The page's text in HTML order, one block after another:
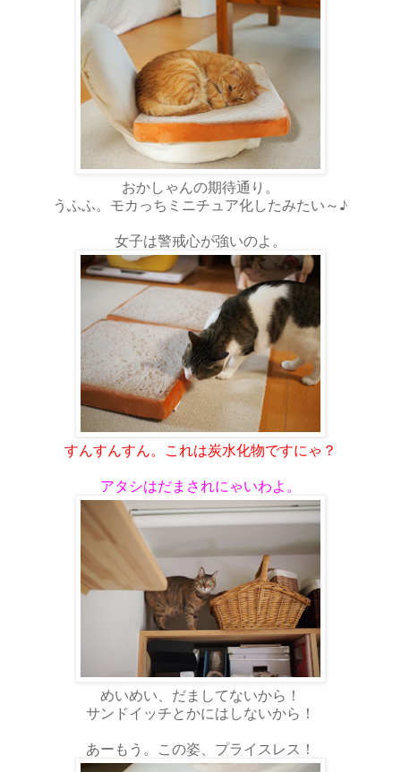
おかしゃんの期待通り。
うふふ。モカっちミニチュア化したみたい～♪
女子は警戒心が強いのよ。
すんすんすん。これは炭水化物ですにゃ？
アタシはだまされにゃいわよ。
めいめい、だましてないから！
サンドイッチとかにはしないから！
あーもう。この姿、プライスレス！